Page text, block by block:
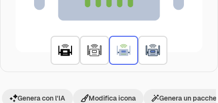
Genera con l'IA Modifica icona Genera un